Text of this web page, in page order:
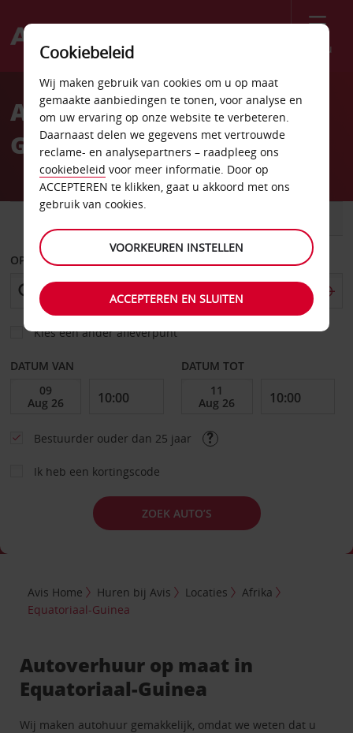
Menu
Welcome
AvisAutoverhuur Equatoriaal-
Guinea
OPHALEN OP
Kies een ander afleverpunt
DATUM VAN DATUM TOT
Bestuurder ouder dan 25 jaar
Ik heb een kortingscode
ZOEK AUTO’S
Avis Home Huren bij Avis Locaties
Afrika
Equatoriaal-Guinea
Autoverhuur op maat in
Equatoriaal-Guinea
Wij maken autohuur gemakkelijk, omdat we weten dat u
Cookiebeleid
Wij maken gebruik van cookies om u op maat
gemaakte aanbiedingen te tonen, voor analyse en
om uw ervaring op onze website te verbeteren.
Daarnaast delen we gegevens met vertrouwde
reclame- en analysepartners – raadpleeg ons
cookiebeleid voor meer informatie. Door op
ACCEPTEREN te klikken, gaat u akkoord met ons
gebruik van cookies.
VOORKEUREN INSTELLEN
ACCEPTEREN EN SLUITEN